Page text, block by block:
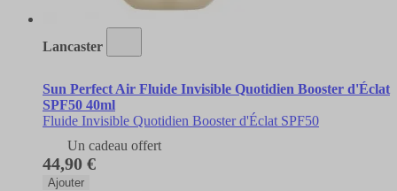
Lancaster
Sun Perfect Air Fluide Invisible Quotidien Booster d'Éclat
SPF50 40ml
Fluide Invisible Quotidien Booster d'Éclat SPF50
Un cadeau offert
44,90 €
Ajouter